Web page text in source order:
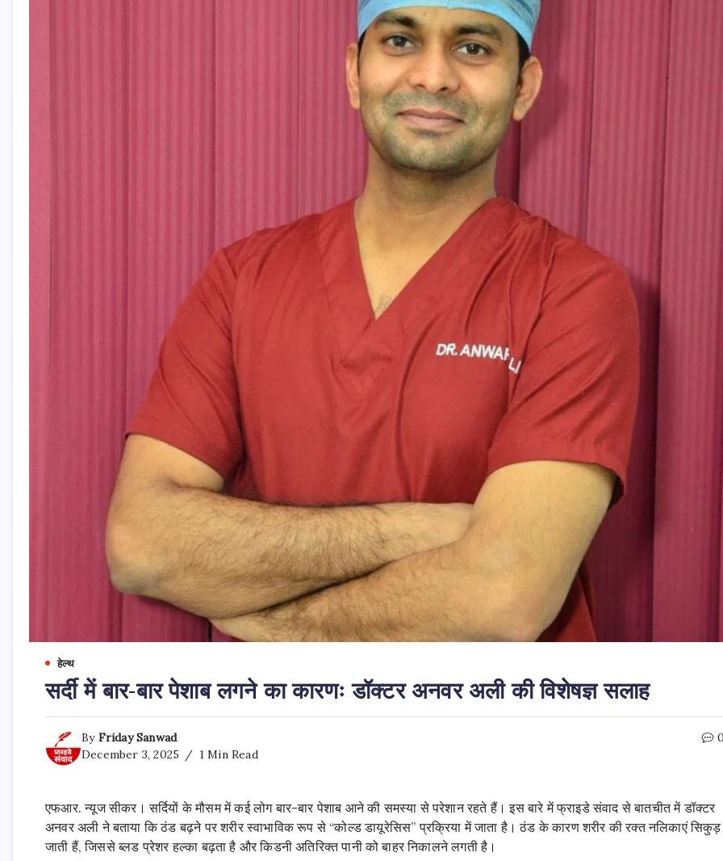
हेल्थ
सर्दी में बार-बार पेशाब लगने का कारणः डॉक्टर अनवर अली की विशेषज्ञ सलाह
By Friday Sanwad
December 3, 2025
1 Min Read
एफआर. न्यूज सीकर। सर्दियों के मौसम में कई लोग बार-बार पेशाब आने की समस्या से परेशान रहते हैं। इस बारे में फ्राइडे संवाद से बातचीत में डॉक्टर
अनवर अली ने बताया कि ठंड बढ़ने पर शरीर स्वाभाविक रूप से “कोल्ड डायूरेसिस” प्रक्रिया में जाता है। ठंड के कारण शरीर की रक्त नलिकाएं सिकुड़
जाती हैं, जिससे ब्लड प्रेशर हल्का बढ़ता है और किडनी अतिरिक्त पानी को बाहर निकालने लगती है।